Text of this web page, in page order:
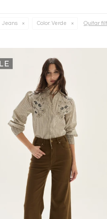
Jeans Color: Verde Quitar